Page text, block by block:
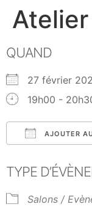
QUAND
27 février
19h00 -
AJOUTER
TYPE
Salons /